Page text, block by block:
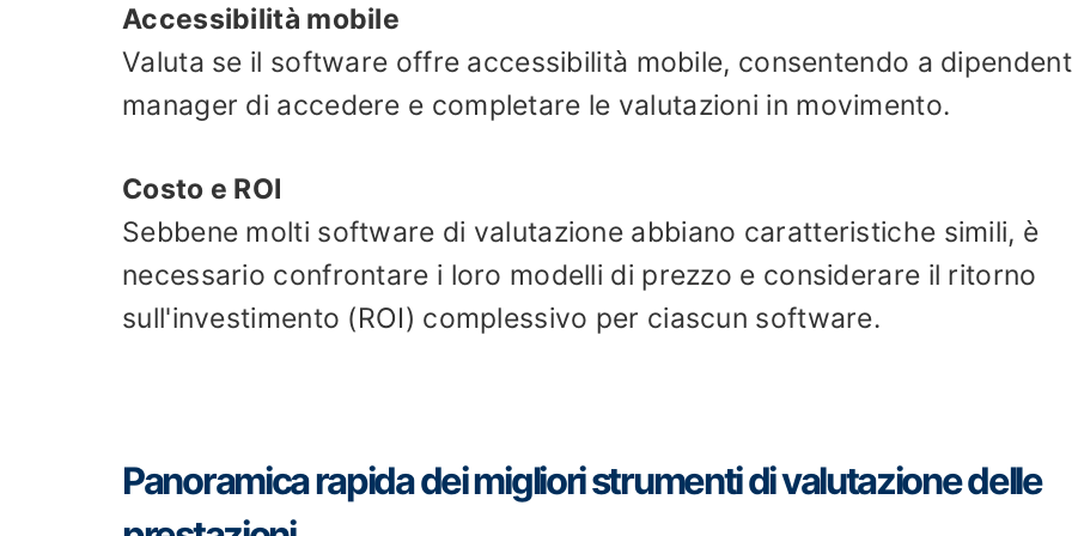
Accessibilità mobile
Valuta se il software offre accessibilità mobile, consentendo a
manager di accedere e completare le valutazioni in movimento.
Costo e ROI
Sebbene molti software di valutazione abbiano caratteristiche simili, è
necessario confrontare i loro modelli di prezzo e considerare il ritorno
sull'investimento (ROI) complessivo per ciascun software.
Panoramica rapida dei migliori strumenti di valutazione delle